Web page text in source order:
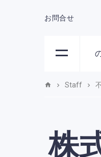
お問合せ
Staff
株